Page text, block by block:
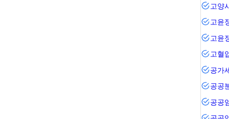
고양
고윤
고윤
고혈
공가
공공
공공